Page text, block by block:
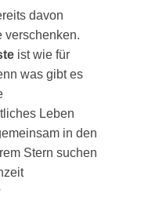
davon
verschenken.
ist wie für
was gibt es
Leben
in den
Stern suchen